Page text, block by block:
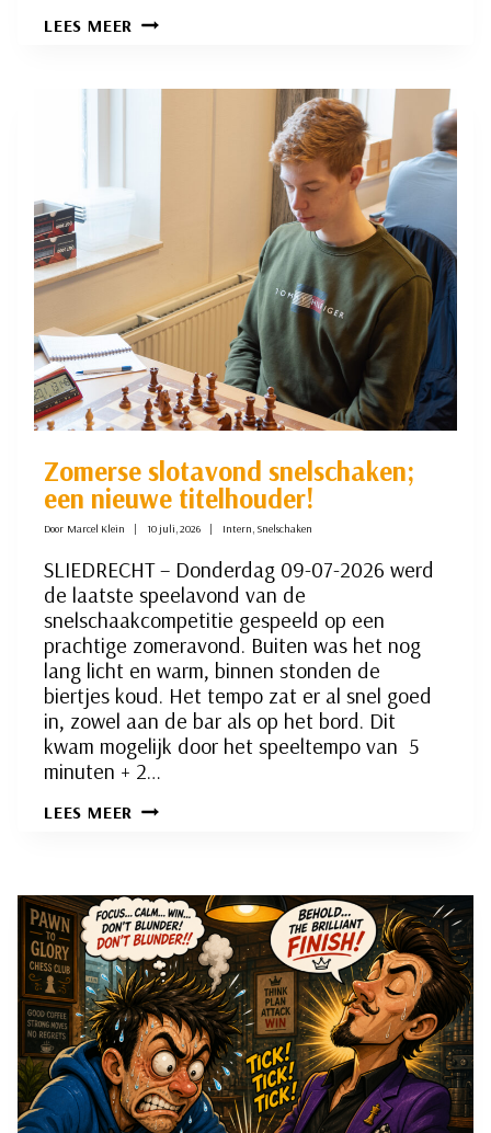
LEES MEER SVEN
SCHAAKJEUGDKAMPIOEN
Zomerse slotavond snelschaken;
een nieuwe titelhouder!
Door Marcel Klein 10 juli, 2026 Intern, Snelschaken
SLIEDRECHT – Donderdag 09-07-2026 werd
de laatste speelavond van de
snelschaakcompetitie gespeeld op een
prachtige zomeravond. Buiten was het nog
lang licht en warm, binnen stonden de
biertjes koud. Het tempo zat er al snel goed
in, zowel aan de bar als op het bord. Dit
kwam mogelijk door het speeltempo van 5
minuten + 2…
LEES MEER ZOMERSE
TITELHOUDER!